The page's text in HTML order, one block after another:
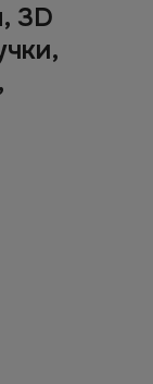
3D